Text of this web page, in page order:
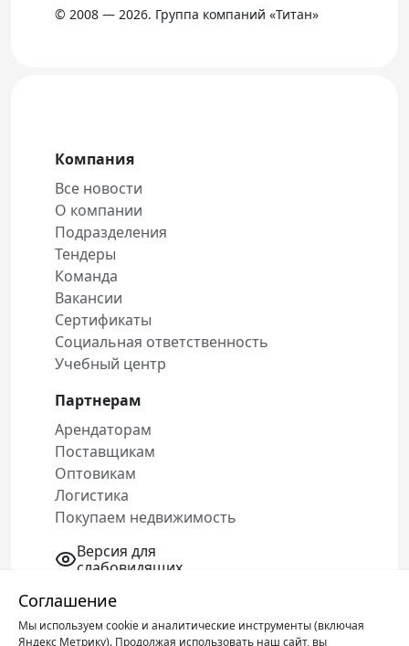
Соглашение
Мы используем cookie и аналитические инструменты (включая
Яндекс Метрику). Продолжая использовать наш сайт, вы
© 2008 — 2026. Группа компаний «Титан»
Компания
Все новости
О компании
Подразделения
Тендеры
Команда
Вакансии
Сертификаты
Социальная ответственность
Учебный центр
Партнерам
Арендаторам
Поставщикам
Оптовикам
Логистика
Покупаем недвижимость
Версия для
слабовидящих
Политика конфиденциальности